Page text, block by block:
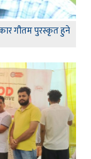
गौतम पुरस्कृत हुने